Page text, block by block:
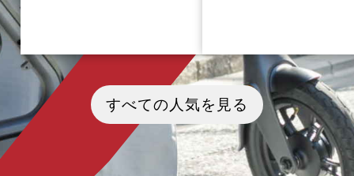
長野県、諏訪湖を抱くように鎮座
する諏訪大社。上社・下社の四社
からなるこの古社は、その創建が
神話の時代にまで遡る、日本最古
級の信仰の地です。しかし、諏訪
大社の真の凄さは、その古い歴史
だけではありません。神様を特定
の建物に閉じ込めず、自然そのも
近場の移動が楽になるモビ
「電動アシスト付き自転車
勤や通学利用はもちろん、
送迎手段として、子育て
マ・パパにも多く使われて
す。今回の記事では電動ア
付き自転車の特徴やメリッ
イフスタイル毎のニーズな
すべての人気を見る